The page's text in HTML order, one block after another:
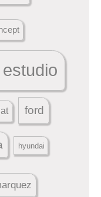
estudio
ford
hyundai